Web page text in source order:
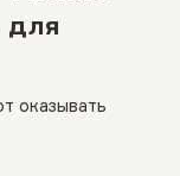
для
оказывать